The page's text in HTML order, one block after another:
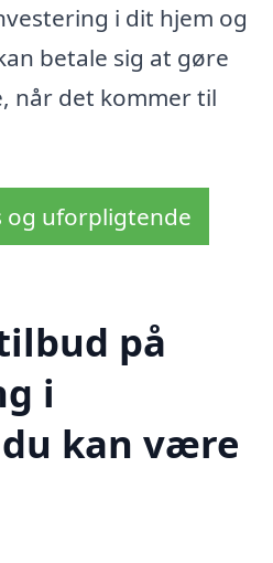
i dit hjem og
betale sig at gøre
når det kommer til
og uforpligtende
på
i
kan være